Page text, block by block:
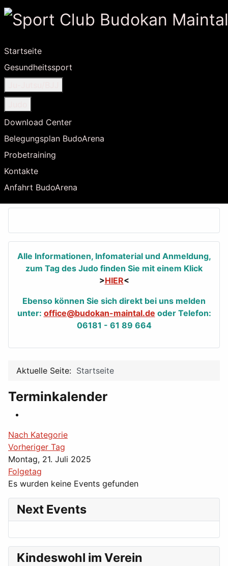
Startseite
Gesundheitssport
Download Center
Belegungsplan BudoArena
Probetraining
Kontakte
Anfahrt BudoArena
Alle Informationen, Infomaterial und Anmeldung,
zum Tag des Judo finden Sie mit einem Klick
>HIER<
Ebenso können Sie sich direkt bei uns melden
unter: office@budokan-maintal.de oder Telefon:
06181 - 61 89 664
Aktuelle Seite: Startseite
Terminkalender
Nach Kategorie
Vorheriger Tag
Montag, 21. Juli 2025
Folgetag
Es wurden keine Events gefunden
Next Events
Kindeswohl im Verein